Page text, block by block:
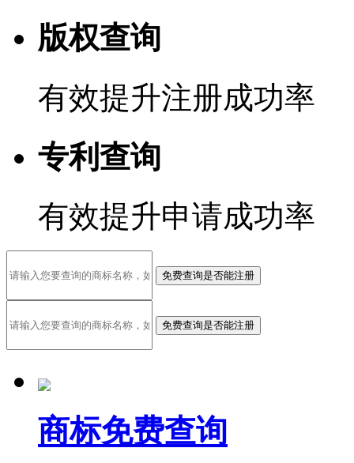
版权查询
有效提升注册成功率
专利查询
有效提升申请成功率
免费查询是否能注册
免费查询是否能注册
商标免费查询